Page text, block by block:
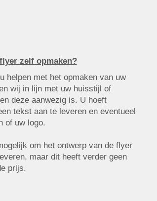
zelf opmaken?
helpen met het opmaken van uw
wij in lijn met uw huisstijl of
deze aanwezig is. U hoeft
tekst aan te leveren en eventueel
of uw logo.
om het ontwerp van de flyer
maar dit heeft verder geen
prijs.